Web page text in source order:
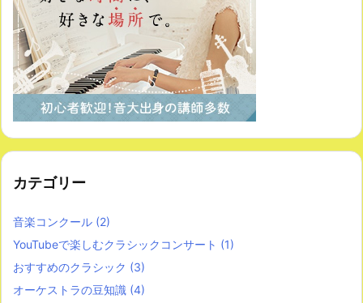
カテゴリー
音楽コンクール (2)
YouTubeで楽しむクラシックコンサート (1)
おすすめのクラシック (3)
オーケストラの豆知識 (4)